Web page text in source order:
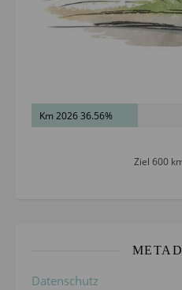
Km 2026 36.56%
Ziel 600
Datenschutz